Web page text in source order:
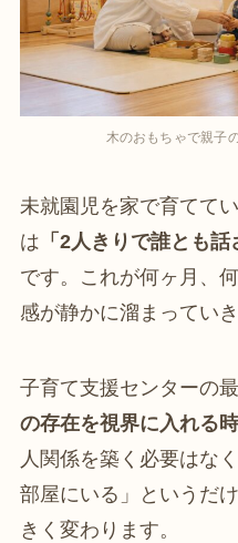
木のおもちゃで親子
未就園児を家で育てて
は 「2人きりで誰とも話
です。これが何ヶ月、
感が静かに溜まっていき
子育て支援センターの
の存在を視界に入れる時
人関係を築く必要はな
部屋にいる」というだ
きく変わります。